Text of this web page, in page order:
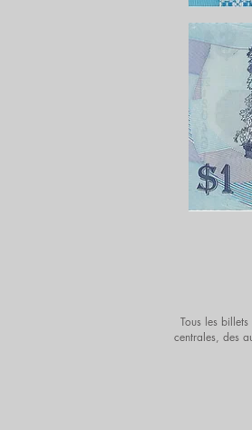
Tous les
centrales, des